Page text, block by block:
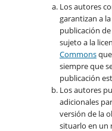
Los autores
garantizan a
publicación
sujeto a la
Commons
siempre que
publicación
Los autores
adicionales
versión de la
situarlo en un